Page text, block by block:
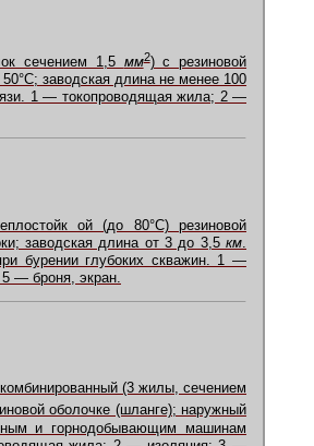
сечением 1,5 мм2) с резиновой
заводская длина не менее 100
1 — токопроводящая жила; 2 —
ой (до 80°C) резиновой
заводская длина от 3 до 3,5 км
бурении глубоких скважин. 1 —
— броня, экран.
(3 жилы, сечением
оболочке (шланге); наружный
и горнодобывающим машинам